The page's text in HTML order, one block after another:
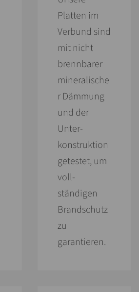
Platten im
Verbund sind
mit nicht
brenn­barer
mineralische
r Dämmung
und der
Unter­
konstruktion
getestet, um
voll­
ständigen
Brand­schutz
zu
garantieren.